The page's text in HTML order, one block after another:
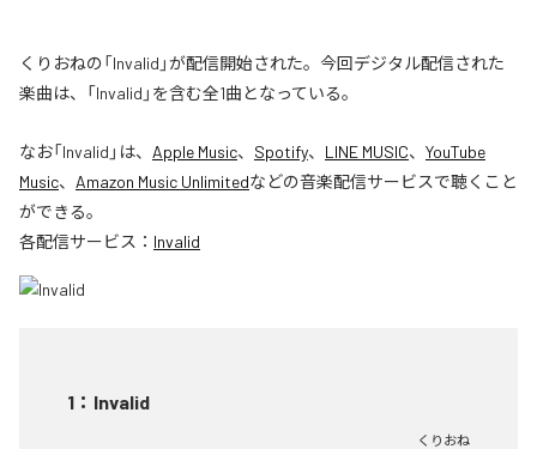
くりおねの「Invalid」が配信開始された。今回デジタル配信された
楽曲は、「Invalid」を含む全1曲となっている。
なお「Invalid 」は、 Apple Music、 Spotify、 LINE MUSIC、 YouTube
Music、 Amazon Music Unlimitedなどの音楽配信サービスで聴くこと
ができる。
各配信サービス： Invalid
1 ： Invalid
くりおね